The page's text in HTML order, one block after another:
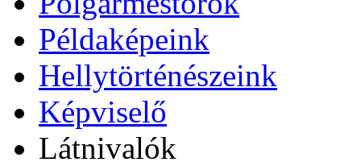
Példaképeink
Hellytörténészeink
Képviselő
Látnivalók